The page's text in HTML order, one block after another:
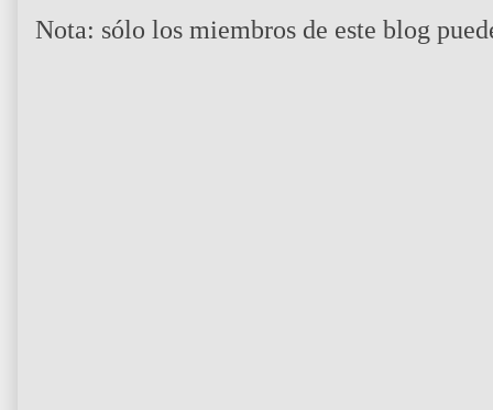
Nota: sólo los miembros de este blog